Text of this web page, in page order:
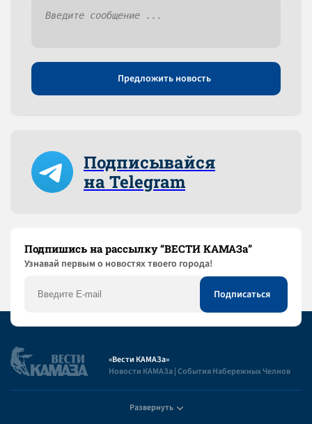
Предложить новость
Подписывайся
на Telegram
Подпишись на рассылку “ВЕСТИ КАМАЗа”
Узнaвай первым о новостях твоего города!
«Вести КАМАЗа»
Новости КАМАЗа | События Набережных Челнов
Развернуть